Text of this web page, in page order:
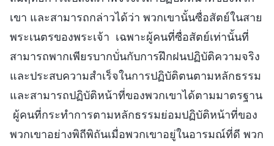
เขา และสามารถกล่าวได้ว่า พวกเขานั้นซื่อสัตย์ในสาย
พระเนตรของพระเจ้า เฉพาะผู้คนที่ซื่อสัตย์เท่านั้นที่
สามารถพากเพียรบากบั่นกับการฝึกฝนปฏิบัติความจริง
และประสบความสำเร็จในการปฏิบัติตนตามหลักธรรม
และสามารถปฏิบัติหน้าที่ของพวกเขาได้ตามมาตรฐาน
ผู้คนที่กระทำการตามหลักธรรมย่อมปฏิบัติหน้าที่ของ
พวกเขาอย่างพิถีพิถันเมื่อพวกเขาอยู่ในอารมณ์ที่ดี พวก